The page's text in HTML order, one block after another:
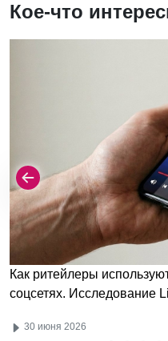
Кое-что
Как ритейлеры
соцсетях. Исследование
30 июня 2026